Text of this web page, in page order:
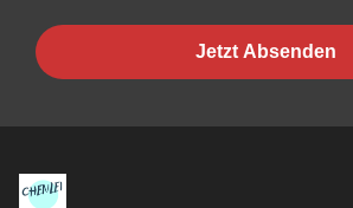
Jetzt Absenden